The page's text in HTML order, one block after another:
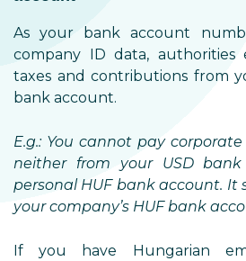
As your bank account
company ID data,
taxes and contributions from
bank account.
E.g.: You cannot pay
neither from your USD
personal HUF bank account. It
your company’s HUF bank
If you have Hungarian